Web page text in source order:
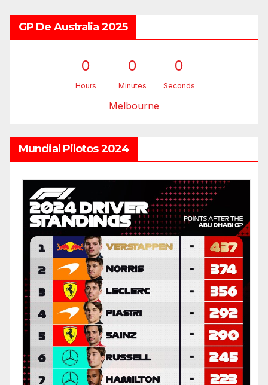
GP De Australia 2025
0
Hours
0
Minutes
0
Seconds
Melbourne
Mundial Pilotos 2024